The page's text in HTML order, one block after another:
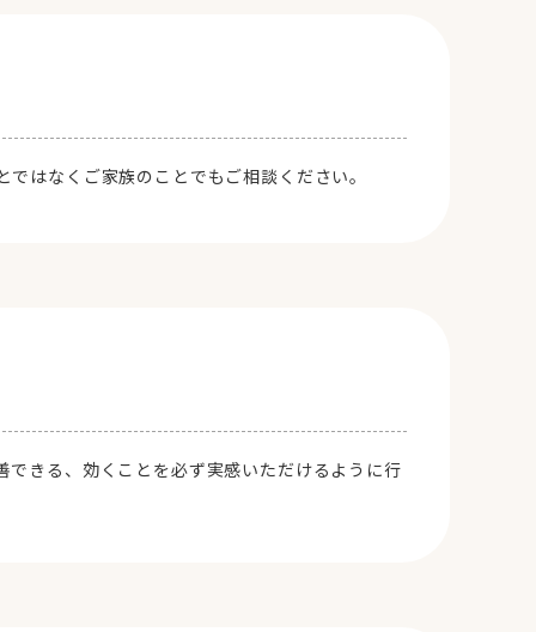
はなくご家族のことでもご相談ください。
きる、効くことを必ず実感いただけるように行